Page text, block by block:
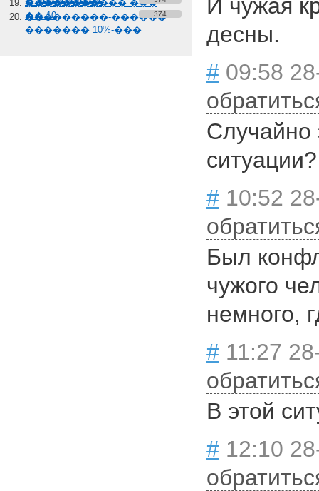
����������� ���
��-10
���������-������
������� 10%-���
374
И чужая
десны.
# 09:58
Случайно
ситуации?
# 10:52
Был
чужого
немного,
# 11:27
В этой
# 12:10